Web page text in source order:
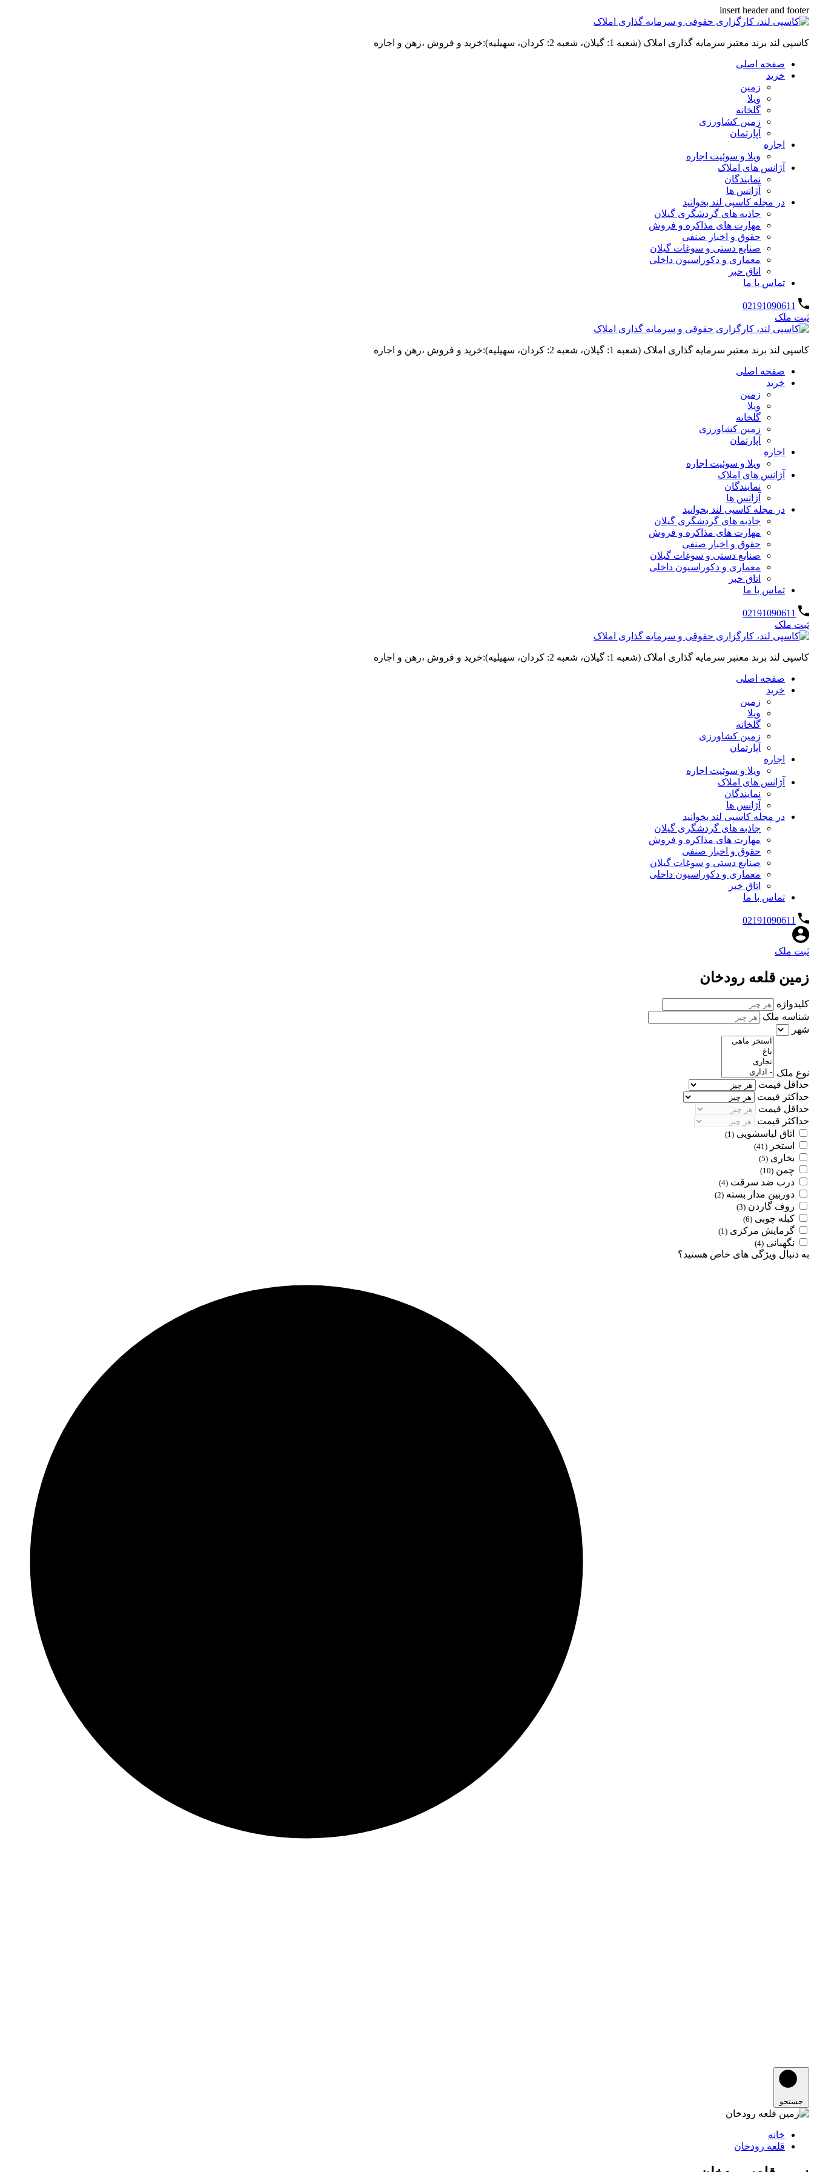
insert header and footer
کاسپی لند برند معتبر سرمایه گذاری املاک (شعبه 1: گیلان، شعبه 2: کردان، سهیلیه):خرید و فروش ،رهن و اجاره
صفحه اصلی
خرید
زمین
ویلا
گلخانه
زمین کشاورزی
آپارتمان
اجاره
ویلا و سوئیت اجاره
آژانس های املاک
نمایندگان
آژانس ها
در مجله کاسپی لند بخوانید
جاذبه های گردشگری گیلان
مهارت های مذاکره و فروش
حقوق و اخبار صنفی
صنایع دستی و سوغات گیلان
معماری و دکوراسیون داخلی
اتاق خبر
تماس با ما
02191090611
ثبت ملک
کاسپی لند برند معتبر سرمایه گذاری املاک (شعبه 1: گیلان، شعبه 2: کردان، سهیلیه):خرید و فروش ،رهن و اجاره
صفحه اصلی
خرید
زمین
ویلا
گلخانه
زمین کشاورزی
آپارتمان
اجاره
ویلا و سوئیت اجاره
آژانس های املاک
نمایندگان
آژانس ها
در مجله کاسپی لند بخوانید
جاذبه های گردشگری گیلان
مهارت های مذاکره و فروش
حقوق و اخبار صنفی
صنایع دستی و سوغات گیلان
معماری و دکوراسیون داخلی
اتاق خبر
تماس با ما
02191090611
ثبت ملک
کاسپی لند برند معتبر سرمایه گذاری املاک (شعبه 1: گیلان، شعبه 2: کردان، سهیلیه):خرید و فروش ،رهن و اجاره
صفحه اصلی
خرید
زمین
ویلا
گلخانه
زمین کشاورزی
آپارتمان
اجاره
ویلا و سوئیت اجاره
آژانس های املاک
نمایندگان
آژانس ها
در مجله کاسپی لند بخوانید
جاذبه های گردشگری گیلان
مهارت های مذاکره و فروش
حقوق و اخبار صنفی
صنایع دستی و سوغات گیلان
معماری و دکوراسیون داخلی
اتاق خبر
تماس با ما
02191090611
ثبت ملک
زمین قلعه رودخان
کلیدواژه
شناسه ملک
شهر
نوع ملک
حداقل قیمت
حداکثر قیمت
حداقل قیمت
حداکثر قیمت
اتاق لباسشویی (1)
استخر (41)
بخاری (5)
چمن (10)
درب ضد سرقت (4)
دوربین مدار بسته (2)
روف گاردن (3)
کبله چوبی (6)
گرمایش مرکزی (1)
نگهبانی (4)
به دنبال ویژگی های خاص هستید؟
جستجو
خانه
قلعه رودخان